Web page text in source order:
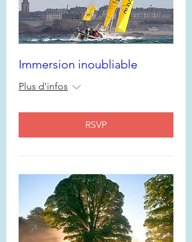
Immersion inoubliable
Plus d'infos
RSVP